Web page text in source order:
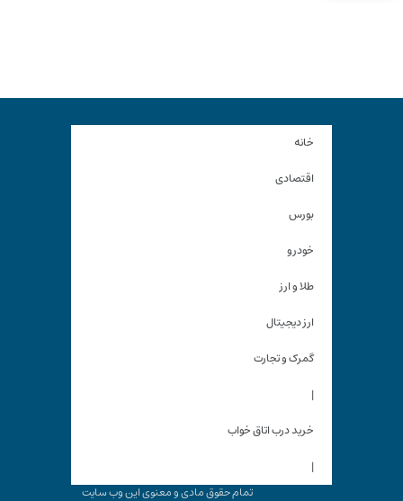
خانه
اقتصادی
بورس
خودرو
طلا و ارز
ارز دیجیتال
گمرک و تجارت
|
خرید درب اتاق خواب
|
تمام حقوق مادی و معنوی این وب سایت